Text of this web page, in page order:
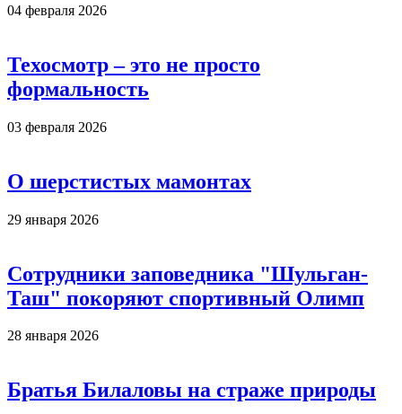
04 февраля 2026
Техосмотр – это не просто
формальность
03 февраля 2026
О шерстистых мамонтах
29 января 2026
Сотрудники заповедника "Шульган-
Таш" покоряют спортивный Олимп
28 января 2026
Братья Билаловы на страже природы